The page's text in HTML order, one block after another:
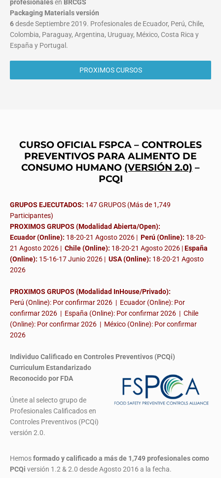
profesionalesen BRCGS
Packaging Materialsversión
6desde Septiembre 2019. Profesionales de Ecuador, Perú, Chile,
Colombia, Paraguay, Argentina, Uruguay, México, Costa Rica y
España y Portugal.
PROXIMOS CURSOS
CURSO OFICIAL FSPCA – CONTROLES
PREVENTIVOS PARA ALIMENTO DE
CONSUMO HUMANO (VERSIÓN 2.0) –
PCQI
GRUPOS EJECUTADOS: 147 GRUPOS (Más de 1,749
Participantes)
PROXIMOS GRUPOS (Modalidad Abierta/Open):
Ecuador (Online): 18-20-21 Agosto 2026 | Perú (Online): 18-20-
21 Agosto 2026 | Chile (Online): 18-20-21 Agosto 2026 |España
(Online): 15-16-17 Junio 2026 | USA (Online): 18-20-21 Agosto
2026
PROXIMOS GRUPOS (Modalidad InHouse/Privado):
Perú (Online): Por confirmar 2026 | Ecuador (Online): Por
confirmar 2026 | España (Online): Por confirmar 2026 | Chile
(Online): Por confirmar 2026 | México (Online): Por confirmar
2026
Individuo Calificado en Controles Preventivos (PCQi)
Curriculum Estandarizado
Reconocido por FDA
Únete al selecto grupo de
Profesionales Calificados en
Controles Preventivos (PCQi)
versión 2.0.
Hemosformado y calificado a más de 1,749 profesionalescomo
PCQi versión 1.2 & 2.0 desde Agosto 2016 a la fecha.